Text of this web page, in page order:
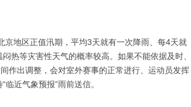
地区正值汛期，平均3天就有一次降雨、每4天就
热等灾害性天气的概率较高。如果不能依据及时、
作出调整，会对室外赛事的正常进行、运动员发挥
近气象预报”雨前送信。